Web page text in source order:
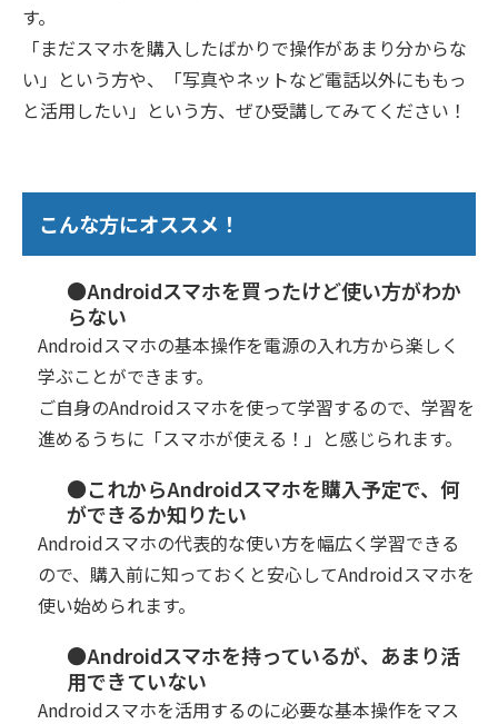
す。
「まだスマホを購入したばかりで操作があまり分からな
い」という方や、「写真やネットなど電話以外にももっ
と活用したい」という方、ぜひ受講してみてください！
こんな方にオススメ！
●Androidスマホを買ったけど使い方がわか
らない
Androidスマホの基本操作を電源の入れ方から楽しく
学ぶことができます。
ご自身のAndroidスマホを使って学習するので、学習を
進めるうちに「スマホが使える！」と感じられます。
●これからAndroidスマホを購入予定で、何
ができるか知りたい
Androidスマホの代表的な使い方を幅広く学習できる
ので、購入前に知っておくと安心してAndroidスマホを
使い始められます。
●Androidスマホを持っているが、あまり活
用できていない
Androidスマホを活用するのに必要な基本操作をマス